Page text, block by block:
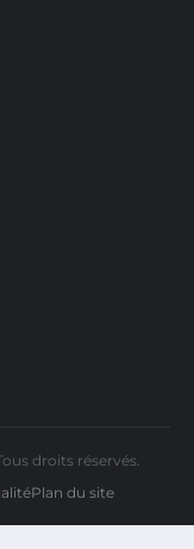
droits réservés.
Plan du site